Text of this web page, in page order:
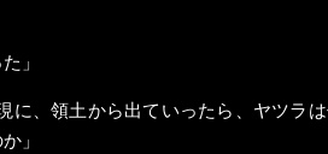
」
に、領土から出ていったら、ヤツラ
」